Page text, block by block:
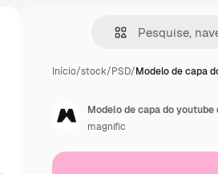
Início/stock/PSD/Modelo de capa
Modelo de capa do
magnific